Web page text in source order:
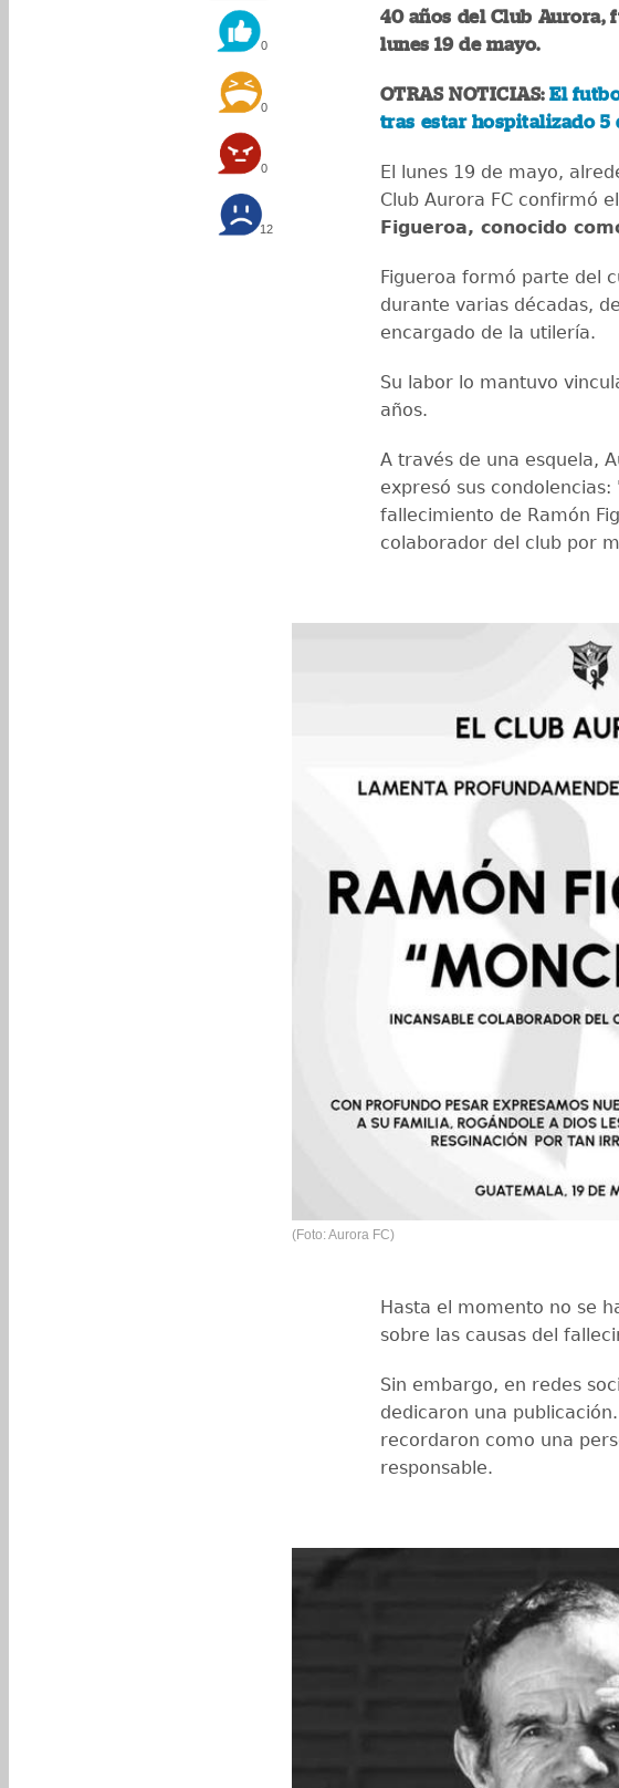
0
0
0
12
40 años del Club Aurora,
lunes 19 de mayo.
OTRAS NOTICIAS:El
tras estar hospitalizado 5
El lunes 19 de mayo,
Club Aurora FC confirmó
Figueroa, conocido
Figueroa formó parte del
durante varias décadas,
encargado de la utilería.
Su labor lo mantuvo
años.
A través de una esquela,
expresó sus
fallecimiento de Ramón
colaborador del club por
(Foto: Aurora FC)
Hasta el momento no se
sobre las causas del
Sin embargo, en redes
dedicaron una
recordaron como una
responsable.